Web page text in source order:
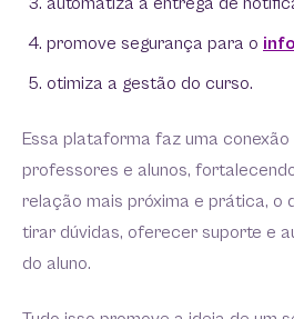
promove segurança para o
otimiza a gestão do curso.
Essa plataforma faz uma
professores e alunos,
relação mais próxima e prática, o
tirar dúvidas, oferecer suporte e
do aluno.